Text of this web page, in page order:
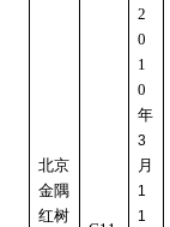
北京
金隅
红树
2
0
1
0
年
3
月
1
1